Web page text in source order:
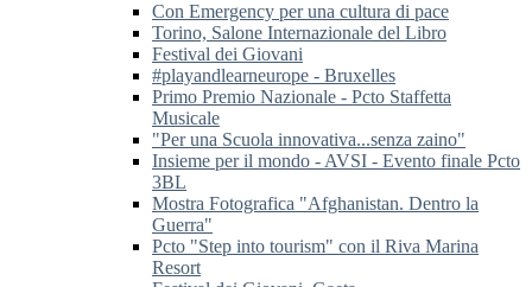
Con Emergency per una cultura di pace
Torino, Salone Internazionale del Libro
Festival dei Giovani
#playandlearneurope - Bruxelles
Primo Premio Nazionale - Pcto Staffetta
Musicale
"Per una Scuola innovativa...senza zaino"
Insieme per il mondo - AVSI - Evento finale Pcto
3BL
Mostra Fotografica "Afghanistan. Dentro la
Guerra"
Pcto "Step into tourism" con il Riva Marina
Resort